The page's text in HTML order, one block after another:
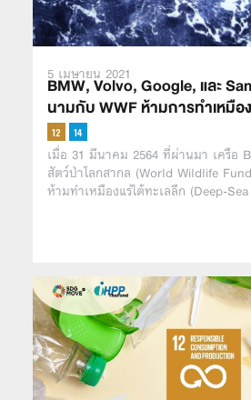
5 เมษายน 2021
BMW, Volvo, Google, และ
นามกับ WWF ห้ามการทำเหมือ
เมื่อ 31 มีนาคม 2564 ที่ผ่านมา เครือ
สัตว์ป่าโลกสากล (World Wildlife
ห้ามทำเหมืองแร่ใต้ทะเลลึก (Deep-Sea